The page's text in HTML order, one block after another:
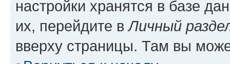
настройки хранятся в базе
их, перейдите вЛичный
вверху страницы. Там вы